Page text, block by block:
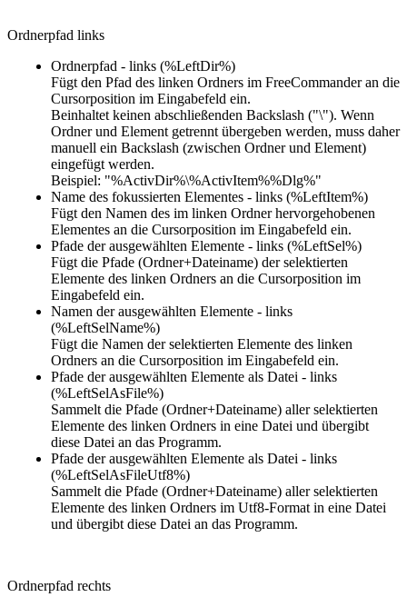
Ordnerpfad links
Ordnerpfad - links (%LeftDir%)
Fügt den Pfad des linken Ordners im FreeCommander an die
Cursorposition im Eingabefeld ein.
Beinhaltet keinen abschließenden Backslash ("\"). Wenn
Ordner und Element getrennt übergeben werden, muss daher
manuell ein Backslash (zwischen Ordner und Element)
eingefügt werden.
Beispiel: "%ActivDir%\%ActivItem%%Dlg%"
Name des fokussierten Elementes - links (%LeftItem%)
Fügt den Namen des im linken Ordner hervorgehobenen
Elementes an die Cursorposition im Eingabefeld ein.
Pfade der ausgewählten Elemente - links (%LeftSel%)
Fügt die Pfade (Ordner+Dateiname) der selektierten
Elemente des linken Ordners an die Cursorposition im
Eingabefeld ein.
Namen der ausgewählten Elemente - links
(%LeftSelName%)
Fügt die Namen der selektierten Elemente des linken
Ordners an die Cursorposition im Eingabefeld ein.
Pfade der ausgewählten Elemente als Datei - links
(%LeftSelAsFile%)
Sammelt die Pfade (Ordner+Dateiname) aller selektierten
Elemente des linken Ordners in eine Datei und übergibt
diese Datei an das Programm.
Pfade der ausgewählten Elemente als Datei - links
(%LeftSelAsFileUtf8%)
Sammelt die Pfade (Ordner+Dateiname) aller selektierten
Elemente des linken Ordners im Utf8-Format in eine Datei
und übergibt diese Datei an das Programm.
Ordnerpfad rechts